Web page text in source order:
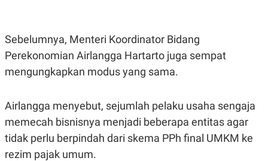
K
N
A
C
D
E
M
Y
P
E
S
L
A
S
E
.
Sebelumnya, Menteri Koordinator Bidang
Perekonomian Airlangga Hartarto juga sempat
mengungkapkan modus yang sama.
Airlangga menyebut, sejumlah pelaku usaha sengaja
memecah bisnisnya menjadi beberapa entitas agar
tidak perlu berpindah dari skema PPh final UMKM ke
rezim pajak umum.